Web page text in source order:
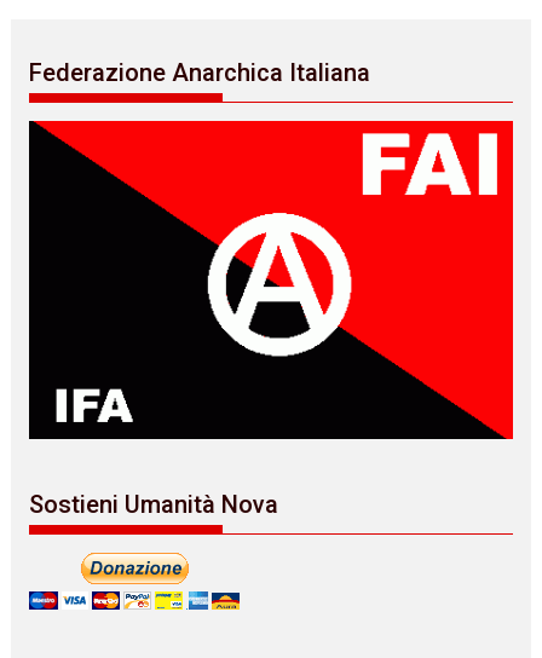
Federazione Anarchica Italiana
Sostieni Umanità Nova